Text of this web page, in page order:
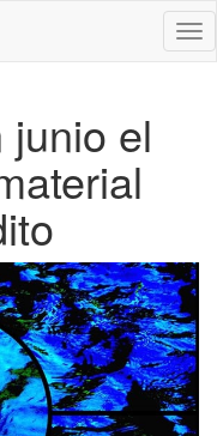
junio el